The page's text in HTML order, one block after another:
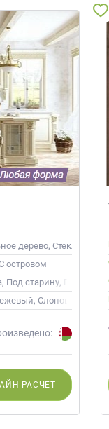
дерево, Стекло,
островом
Под старину, Прованс
Слоновая кость,
РАСЧЕТ